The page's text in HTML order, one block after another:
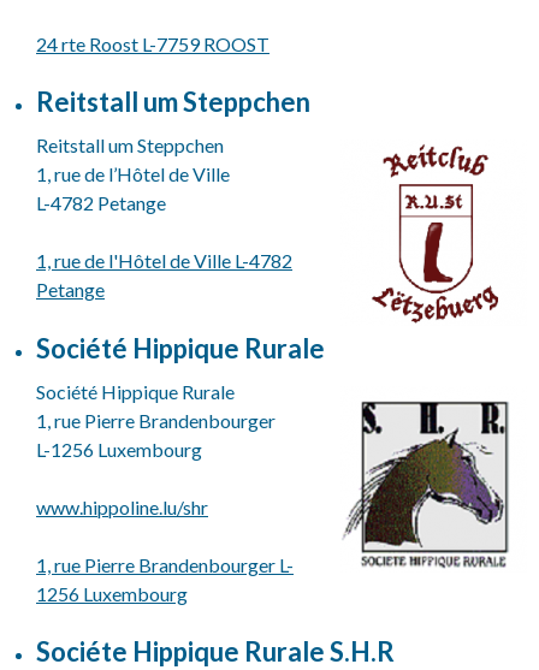
24 rte Roost L-7759 ROOST
Reitstall um Steppchen
Reitstall um Steppchen
1, rue de l’Hôtel de Ville
L-4782 Petange
1, rue de l'Hôtel de Ville L-4782
Petange
Société Hippique Rurale
Société Hippique Rurale
1, rue Pierre Brandenbourger
L-1256 Luxembourg
www.hippoline.lu/shr
1, rue Pierre Brandenbourger L-
1256 Luxembourg
Sociéte Hippique Rurale S.H.R